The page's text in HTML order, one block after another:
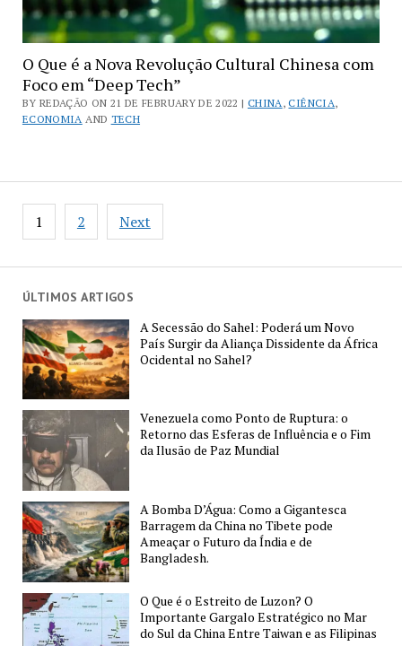
O Que é a Nova Revolução Cultural Chinesa com
Foco em “Deep Tech”
BY REDAÇÃO ON 21 DE FEBRUARY DE 2022 | CHINA ,CIÊNCIA,
ECONOMIA AND TECH
Posts
pagination
1 2 Next
ÚLTIMOS ARTIGOS
A Secessão do Sahel: Poderá um Novo
País Surgir da Aliança Dissidente da África
Ocidental no Sahel?
Venezuela como Ponto de Ruptura: o
Retorno das Esferas de Influência e o Fim
da Ilusão de Paz Mundial
A Bomba D’Água: Como a Gigantesca
Barragem da China no Tibete pode
Ameaçar o Futuro da Índia e de
Bangladesh.
O Que é o Estreito de Luzon? O
Importante Gargalo Estratégico no Mar
do Sul da China Entre Taiwan e as Filipinas